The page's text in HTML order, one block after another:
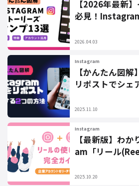
【2026年最新
必見！
2026.04.03
Instagram
【かんたん図
リポストでシェ
2025.11.10
Instagram
【最新版】わ
am「リール
2025.10.20